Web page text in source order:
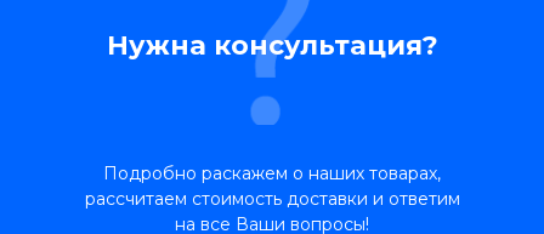
Нужна консультация?
Подробно раскажем о наших товарах,
рассчитаем стоимость доставки и ответим
на все Ваши вопросы!